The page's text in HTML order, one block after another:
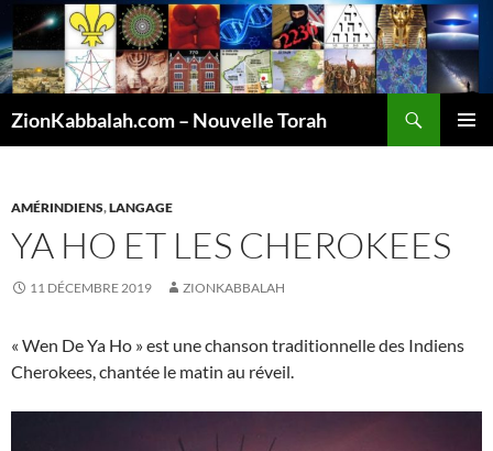
ZionKabbalah.com – Nouvelle Torah
AMÉRINDIENS,LANGAGE
YA HO ET LES CHEROKEES
11 DÉCEMBRE 2019 ZIONKABBALAH
« Wen De Ya Ho » est une chanson traditionnelle des Indiens
Cherokees, chantée le matin au réveil.